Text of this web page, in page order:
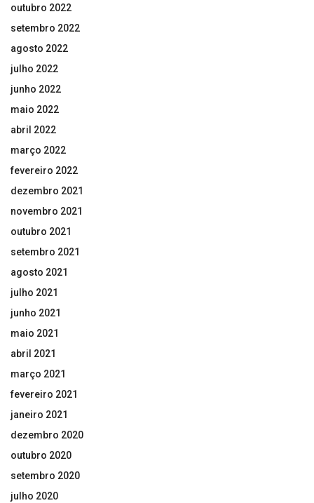
outubro 2022
setembro 2022
agosto 2022
julho 2022
junho 2022
maio 2022
abril 2022
março 2022
fevereiro 2022
dezembro 2021
novembro 2021
outubro 2021
setembro 2021
agosto 2021
julho 2021
junho 2021
maio 2021
abril 2021
março 2021
fevereiro 2021
janeiro 2021
dezembro 2020
outubro 2020
setembro 2020
julho 2020